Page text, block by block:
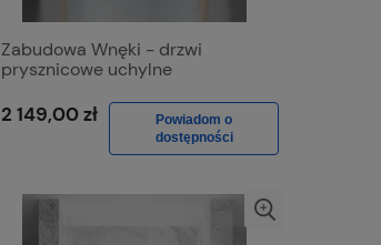
Zabudowa Wnęki - drzwi
prysznicowe uchylne
Szczotkowane, Szkło Mrożone
2 149,00 zł
Powiadom o
dostępności